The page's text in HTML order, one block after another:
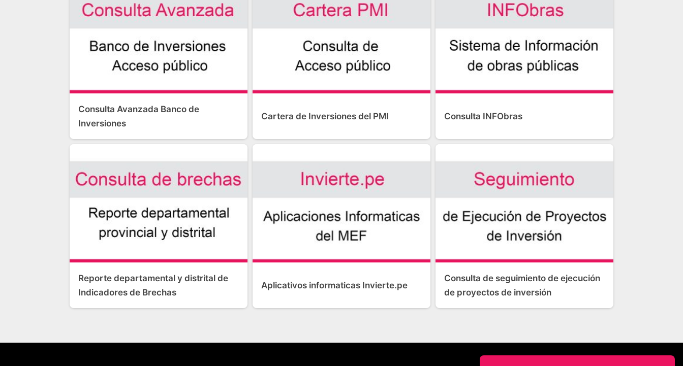
Consulta Avanzada Banco de
Inversiones
Cartera de Inversiones del PMI Consulta INFObras
Reporte departamental y distrital de
Indicadores de Brechas
Aplicativos informaticas Invierte.pe
Consulta de seguimiento de ejecución
de proyectos de inversión